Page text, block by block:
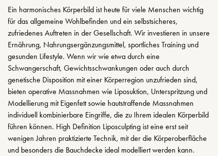
Ein harmonisches Körperbild ist heute für viele Menschen wichtig
für das allgemeine Wohlbefinden und ein selbstsicheres,
zufriedenes Auftreten in der Gesellschaft. Wir investieren in unsere
Ernährung, Nahrungsergänzungsmittel, sportliches Training und
gesunden Lifestyle. Wenn wir wie etwa durch eine
Schwangerschaft, Gewichtsschwankungen oder auch durch
genetische Disposition mit einer Körperregion unzufrieden sind,
bieten operative Massnahmen wie Liposuktion, Unterspritzung und
Modellierung mit Eigenfett sowie hautstraffende Massnahmen
individuell kombinierbare Eingriffe, die zu Ihrem idealen Körperbild
führen können. High Definition Liposculpting ist eine erst seit
wenigen Jahren praktizierte Technik, mit der die Körperoberfläche
und besonders die Bauchdecke ideal modelliert werden kann.